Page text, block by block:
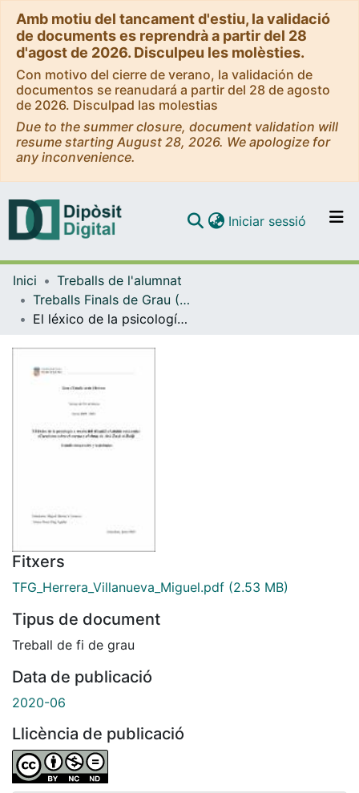
Amb motiu del tancament d'estiu, la validació
de documents es reprendrà a partir del 28
d'agost de 2026. Disculpeu les molèsties.
Con motivo del cierre de verano, la validación de
documentos se reanudará a partir del 28 de agosto
de 2026. Disculpad las molestias
Due to the summer closure, document validation will
resume starting August 28, 2026. We apologize for
any inconvenience.
Navega per tot el DD
Com publicar
Iniciar sessió (current)
Inici
Treballs de l'alumnat
Treballs Finals de Grau (TFG) - Estudis Àrabs i Hebreus
El léxico de la psicología a través del Maṣāliḥ al-abdān wa-l-anfus (Cuestiones sobre el cuerpo y el alma) de Abū Zayd al-Baljī : Estudio comparativo y lexicológico
Fitxers
TFG_Herrera_Villanueva_Miguel.pdf (2.53 MB)
Tipus de document
Treball de fi de grau
Data de publicació
2020-06
Llicència de publicació